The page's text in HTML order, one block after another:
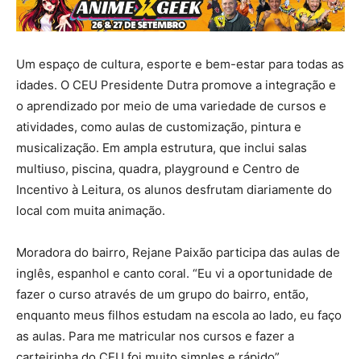
Um espaço de cultura, esporte e bem-estar para todas as
idades. O CEU Presidente Dutra promove a integração e
o aprendizado por meio de uma variedade de cursos e
atividades, como aulas de customização, pintura e
musicalização. Em ampla estrutura, que inclui salas
multiuso, piscina, quadra, playground e Centro de
Incentivo à Leitura, os alunos desfrutam diariamente do
local com muita animação.
Moradora do bairro, Rejane Paixão participa das aulas de
inglês, espanhol e canto coral. “Eu vi a oportunidade de
fazer o curso através de um grupo do bairro, então,
enquanto meus filhos estudam na escola ao lado, eu faço
as aulas. Para me matricular nos cursos e fazer a